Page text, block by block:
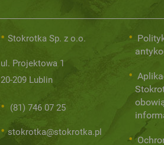
Stokrotka Sp. z o.o.
ul. Projektowa 1
20-209 Lublin
(81) 746 07 25
stokrotka@stokrotka.pl